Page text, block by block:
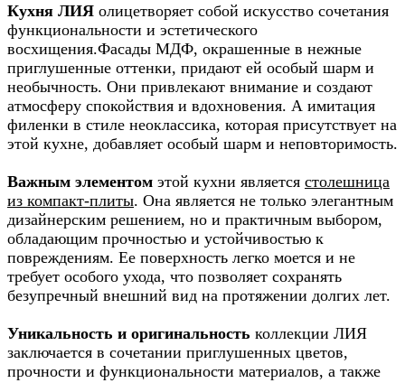
Кухня ЛИЯ олицетворяет собой искусство сочетания
функциональности и эстетического
восхищения.Фасады МДФ, окрашенные в нежные
приглушенные оттенки, придают ей особый шарм и
необычность. Они привлекают внимание и создают
атмосферу спокойствия и вдохновения. А имитация
филенки в стиле неоклассика, которая присутствует на
этой кухне, добавляет особый шарм и неповторимость.
Важным элементом этой кухни является столешница
из компакт-плиты. Она является не только элегантным
дизайнерским решением, но и практичным выбором,
обладающим прочностью и устойчивостью к
повреждениям. Ее поверхность легко моется и не
требует особого ухода, что позволяет сохранять
безупречный внешний вид на протяжении долгих лет.
Уникальность и оригинальность коллекции ЛИЯ
заключается в сочетании приглушенных цветов,
прочности и функциональности материалов, а также